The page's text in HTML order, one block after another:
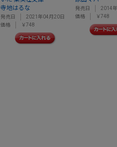
寺地はるな
発売日
2021年04月20日
価格
￥748
発売日
2014
価格
￥748